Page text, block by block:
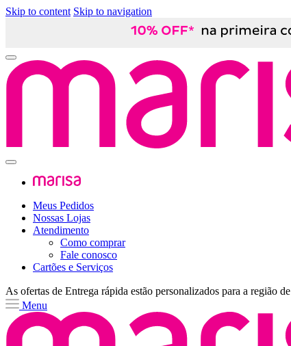
Skip to content Skip to navigation
Meus Pedidos
Nossas Lojas
Atendimento
Como comprar
Fale conosco
Cartões e Serviços
As ofertas de Entrega rápida estão personalizados para a região de
Menu